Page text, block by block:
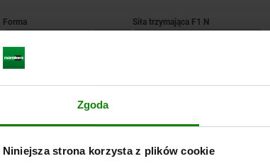
Zgoda
Niniejsza strona korzysta z plików cookie
Forma